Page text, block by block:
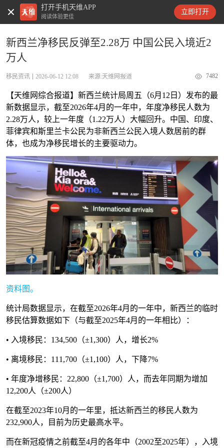
打开手机天维APP
阅读体验更佳
立即打开
天维新闻
新西兰净移民反弹至2.28万 中国公民入境近2
万人
移民资讯 2026-06-12 12:08 来源:天维网报道 7482
【天维网综合报道】新西兰统计局周五（6月12日）发布的最
新数据显示，截至2026年4月的一年中，年度净移民人数为
2.28万人，较上一年度（1.22万人）大幅回升。中国、印度、
菲律宾和斯里兰卡公民为非新西兰公民入境人数居前的群
体，也成为净移民增长的主要驱动力。
资料图。
统计局数据显示，在截至2026年4月的一年中，新西兰的临时
移民估算数据如下（与截至2025年4月的一年相比）：
• 入境移民：134,500（±1,300）人，增长2%
• 离境移民：111,700（±1,100）人，下降7%
• 年度净增移民：22,800（±1,700）人，而去年同期为增加
12,200人（±200人）
在截至2023年10月的一年里，抵达新西兰的移民人数为
232,900人，目前为历史最高水平。
而在新冠疫情之前截至4月的各年中（2002至2025年），入境